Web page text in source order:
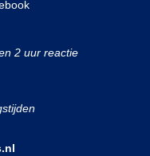
2 uur reactie